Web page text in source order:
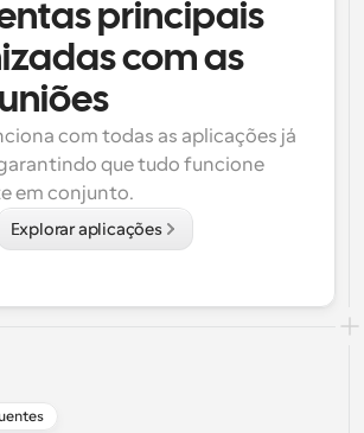
principais
com as
com todas as aplicações já
que tudo funcione
em conjunto.
Explorar aplicações